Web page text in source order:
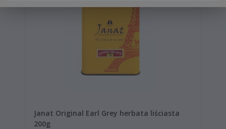
Janat Original Earl Grey herbata liściasta
200g